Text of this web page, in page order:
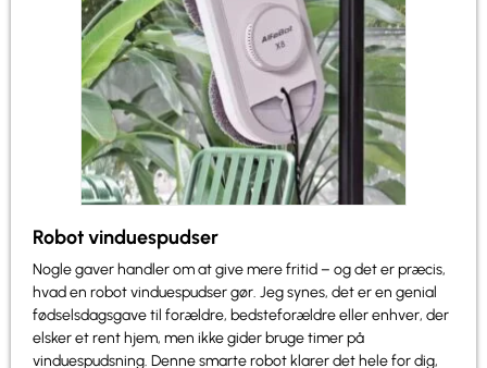
Robot vinduespudser
Nogle gaver handler om at give mere fritid – og det er præcis,
hvad en robot vinduespudser gør. Jeg synes, det er en genial
fødselsdagsgave til forældre, bedsteforældre eller enhver, der
elsker et rent hjem, men ikke gider bruge timer på
vinduespudsning. Denne smarte robot klarer det hele for dig,